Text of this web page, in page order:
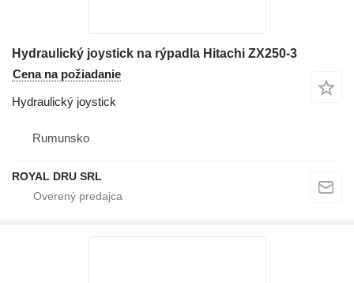
Hydraulický joystick na rýpadla Hitachi ZX250-3
Cena na požiadanie
Hydraulický joystick
Rumunsko
ROYAL DRU SRL